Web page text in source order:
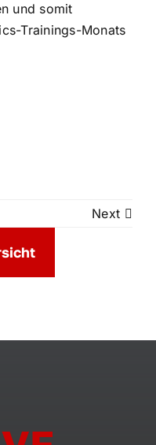
und somit
Trainings-Monats
Next